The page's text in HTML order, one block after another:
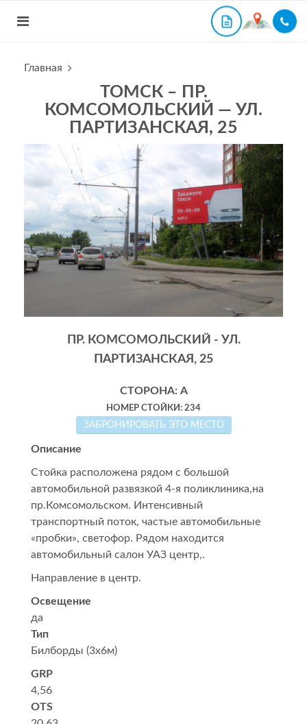
Главная
ТОМСК – ПР.
КОМСОМОЛЬСКИЙ — УЛ.
ПАРТИЗАНСКАЯ, 25
ПР. КОМСОМОЛЬСКИЙ - УЛ.
ПАРТИЗАНСКАЯ, 25
СТОРОНА: А
НОМЕР СТОЙКИ: 234
ЗАБРОНИРОВАТЬ ЭТО МЕСТО
Описание
Стойка расположена рядом с большой
автомобильной развязкой 4-я поликлиника,на
пр.Комсомольском. Интенсивный
транспортный поток, частые автомобильные
«пробки», светофор. Рядом находится
автомобильный салон УАЗ центр,.
Направление в центр.
Освещение
да
Тип
Билборды (3x6м)
GRP
4,56
OTS